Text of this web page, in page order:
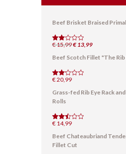
Beef Brisket Braised
Valut
2.01
5
€15,99Il
originale
era:
€13,99Il
attuale
Beef Scotch Fillet "The Rib
Valut
2.19
su
5
€20,99
Grass-fed Rib Eye Rack
Rolls
Valuta
2.53
su 5
€14,99
Beef Chateaubriand
Fillet Cut